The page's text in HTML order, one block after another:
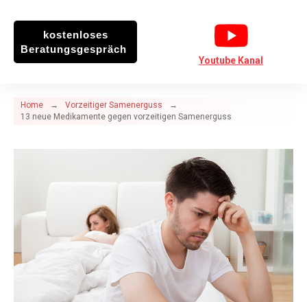
kostenloses
Beratungsgespräch
Youtube Kanal
Home → Vorzeitiger Samenerguss
→
13 neue Medikamente gegen vorzeitigen Samenerguss